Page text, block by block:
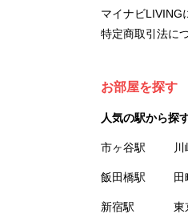
マイナビLIVING
特定商取引法に
お部屋を探す
人気の駅から探
市ヶ谷駅
飯田橋駅 田
新宿駅 東